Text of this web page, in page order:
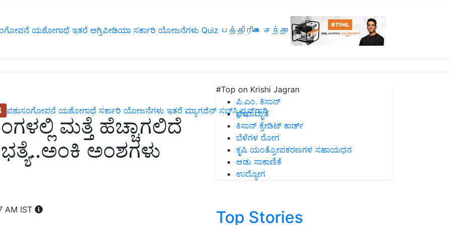
ಯಶೋಗಾಥೆ ಇತರೆ ಅಗ್ರಿಪೀಡಿಯಾ ಸರ್ಕಾರಿ ಯೋಜನೆಗಳು Quiz பத்திரிகை சந்தா
ಪಶುಸಂಗೋಪನೆ ಯಶೋಗಾಥೆ ಸರ್ಕಾರಿ ಯೋಜನೆಗಳು ಇತರೆ ಮ್ಯಾಗಜಿನ್‌ ಸಬ್‌ಸ್ಕ್ರಿಪ್ಷನ್‌ಗಾಗಿ
ಮತ್ತೆ ಹೆಚ್ಚಾಗಲಿದೆ
ಅಂಶಗಳು
AM IST
#Top on Krishi Jagran
ಪಿ.ಎಂ. ಕಿಸಾನ್
ಜೀವಾಮೃತ
ಕಿಸಾನ್ ಕ್ರೇಡಿಟ್ ಕಾರ್ಡ್
ಬೆಳೆಗಳ ರೋಗ
ಕೃಷಿ ಯಂತ್ರೋಪಕರಣಗಳ ಸಹಾಯಧನ
ಆಡು ಸಾಕಾಣಿಕೆ
ಉದ್ಯೋಗ
Top Stories